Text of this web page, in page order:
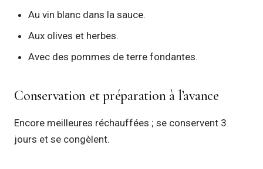
Au vin blanc dans la sauce.
Aux olives et herbes.
Avec des pommes de terre fondantes.
Conservation et préparation à l’avance
Encore meilleures réchauffées ; se conservent 3
jours et se congèlent.